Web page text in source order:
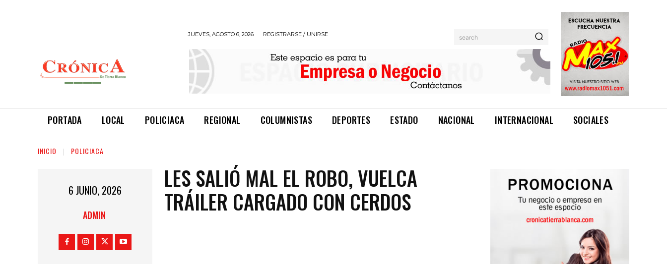
JUEVES, AGOSTO 6, 2026 REGISTRARSE / UNIRSE search
PORTADA LOCAL POLICIACA REGIONAL COLUMNISTAS DEPORTES ESTADO NACIONAL INTERNACIONAL SOCIALES
INICIO POLICIACA
6 JUNIO, 2026
ADMIN
LES SALIÓ MAL EL ROBO, VUELCA
TRÁILER CARGADO CON CERDOS